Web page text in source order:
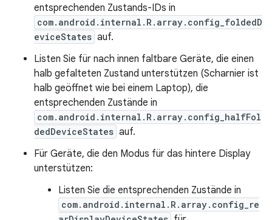
entsprechenden Zustands-IDs in
com.android.internal.R.array.config_foldedD
eviceStates auf.
Listen Sie für nach innen faltbare Geräte, die einen
halb gefalteten Zustand unterstützen (Scharnier ist
halb geöffnet wie bei einem Laptop), die
entsprechenden Zustände in
com.android.internal.R.array.config_halfFol
dedDeviceStates auf.
Für Geräte, die den Modus für das hintere Display
unterstützen:
Listen Sie die entsprechenden Zustände in
com.android.internal.R.array.config_re